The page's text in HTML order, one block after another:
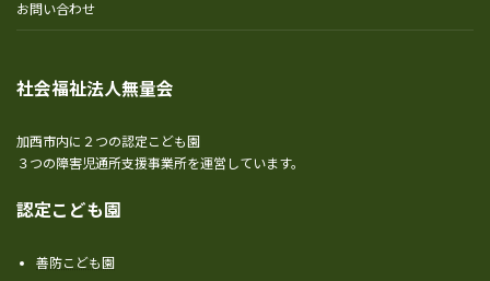
お問い合わせ
社会福祉法人無量会
加西市内に２つの認定こども園
３つの障害児通所支援事業所を運営しています。
認定こども園
善防こども園